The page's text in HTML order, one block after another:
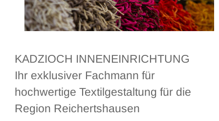
KADZIOCH INNENEINRICHTUNG
Ihr exklusiver Fachmann für
hochwertige Textilgestaltung für die
Region Reichertshausen